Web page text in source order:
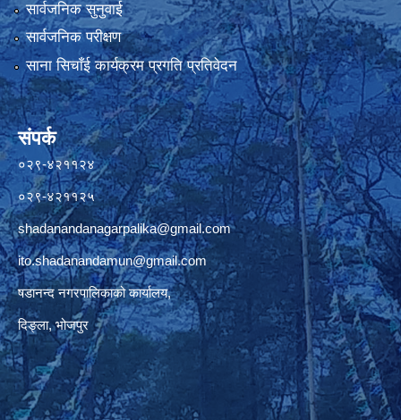
सार्वजनिक सुनुवाई
सार्वजनिक परीक्षण
साना सिचाँई कार्यक्रम प्रगति प्रतिवेदन
संपर्क
०२९-४२११२४
०२९-४२११२५
shadanandanagarpalika@gmail.com
ito.shadanandamun@gmail.com
षडानन्द नगरपालिकाको कार्यालय,
दिङ्ला, भोजपुर